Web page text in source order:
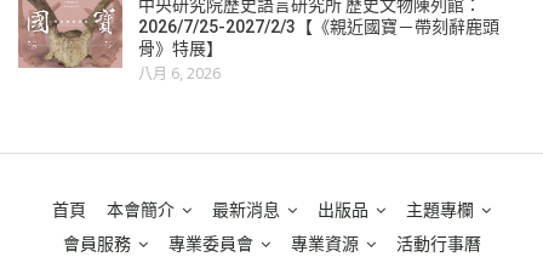
中央研究院歷史語言研究所 歷史文物陳列館：
2026/7/25-2027/2/3【《親近國寶－帶刻辭鹿頭
骨》特展】
八月 6, 2026
首頁 本會簡介 最新消息 出版品
主題專欄
會員服務
專業委員會 專業資源
活動行事曆